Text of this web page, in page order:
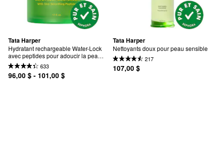
Tata Harper
Hydratant rechargeable Water-Lock
avec peptides pour adoucir la peau
et acide hyaluronique
633
96,00 $ - 101,00 $
Tata Harper
Nettoyants doux pour peau sensible
217
107,00 $